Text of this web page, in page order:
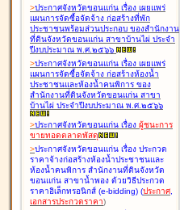
>ประกาศจังหวัดขอนแก่น เรื่อง เผยแพร่
แผนการจัดซื้อจัดจ้าง ก่อสร้างที่พัก
ประชาชนพร้อมส่วนประกอบ ของสำนักงาน
ที่ดินจังหวัดขอนแก่น สาขาบ้านไผ่ ประจำ
ปีงบประมาณ พ.ศ.๒๕๖๖
>ประกาศจังหวัดขอนแก่น เรื่อง เผยแพร่
แผนการจัดซื้อจัดจ้าง ก่อสร้างห้องน้ำ
ประชาชนและห้องน้ำคนพิการ ของ
สำนักงานที่ดินจังหวัดขอนแก่น สาขา
บ้านไผ่ ประจำปีงบประมาณ พ.ศ.๒๕๖๖
>ประกาศจังหวัดขอนแก่น เรื่อง ผู้ชนะการ
ขายทอดตลาดพัสดุ
>ประกาศจังหวัดขอนแก่น เรื่อง ประกวด
ราคาจ้างก่อสร้างห้องน้ำประชาชนและ
ห้องน้ำคนพิการ สำนักงานที่ดินจังหวัด
ขอนแก่น สาขาน้ำพอง ด้วยวิธีประกวด
ราคาอิเล็กทรอนิกส์ (e-bidding) (ประกาศ,
เอกสารประกวดราคา)